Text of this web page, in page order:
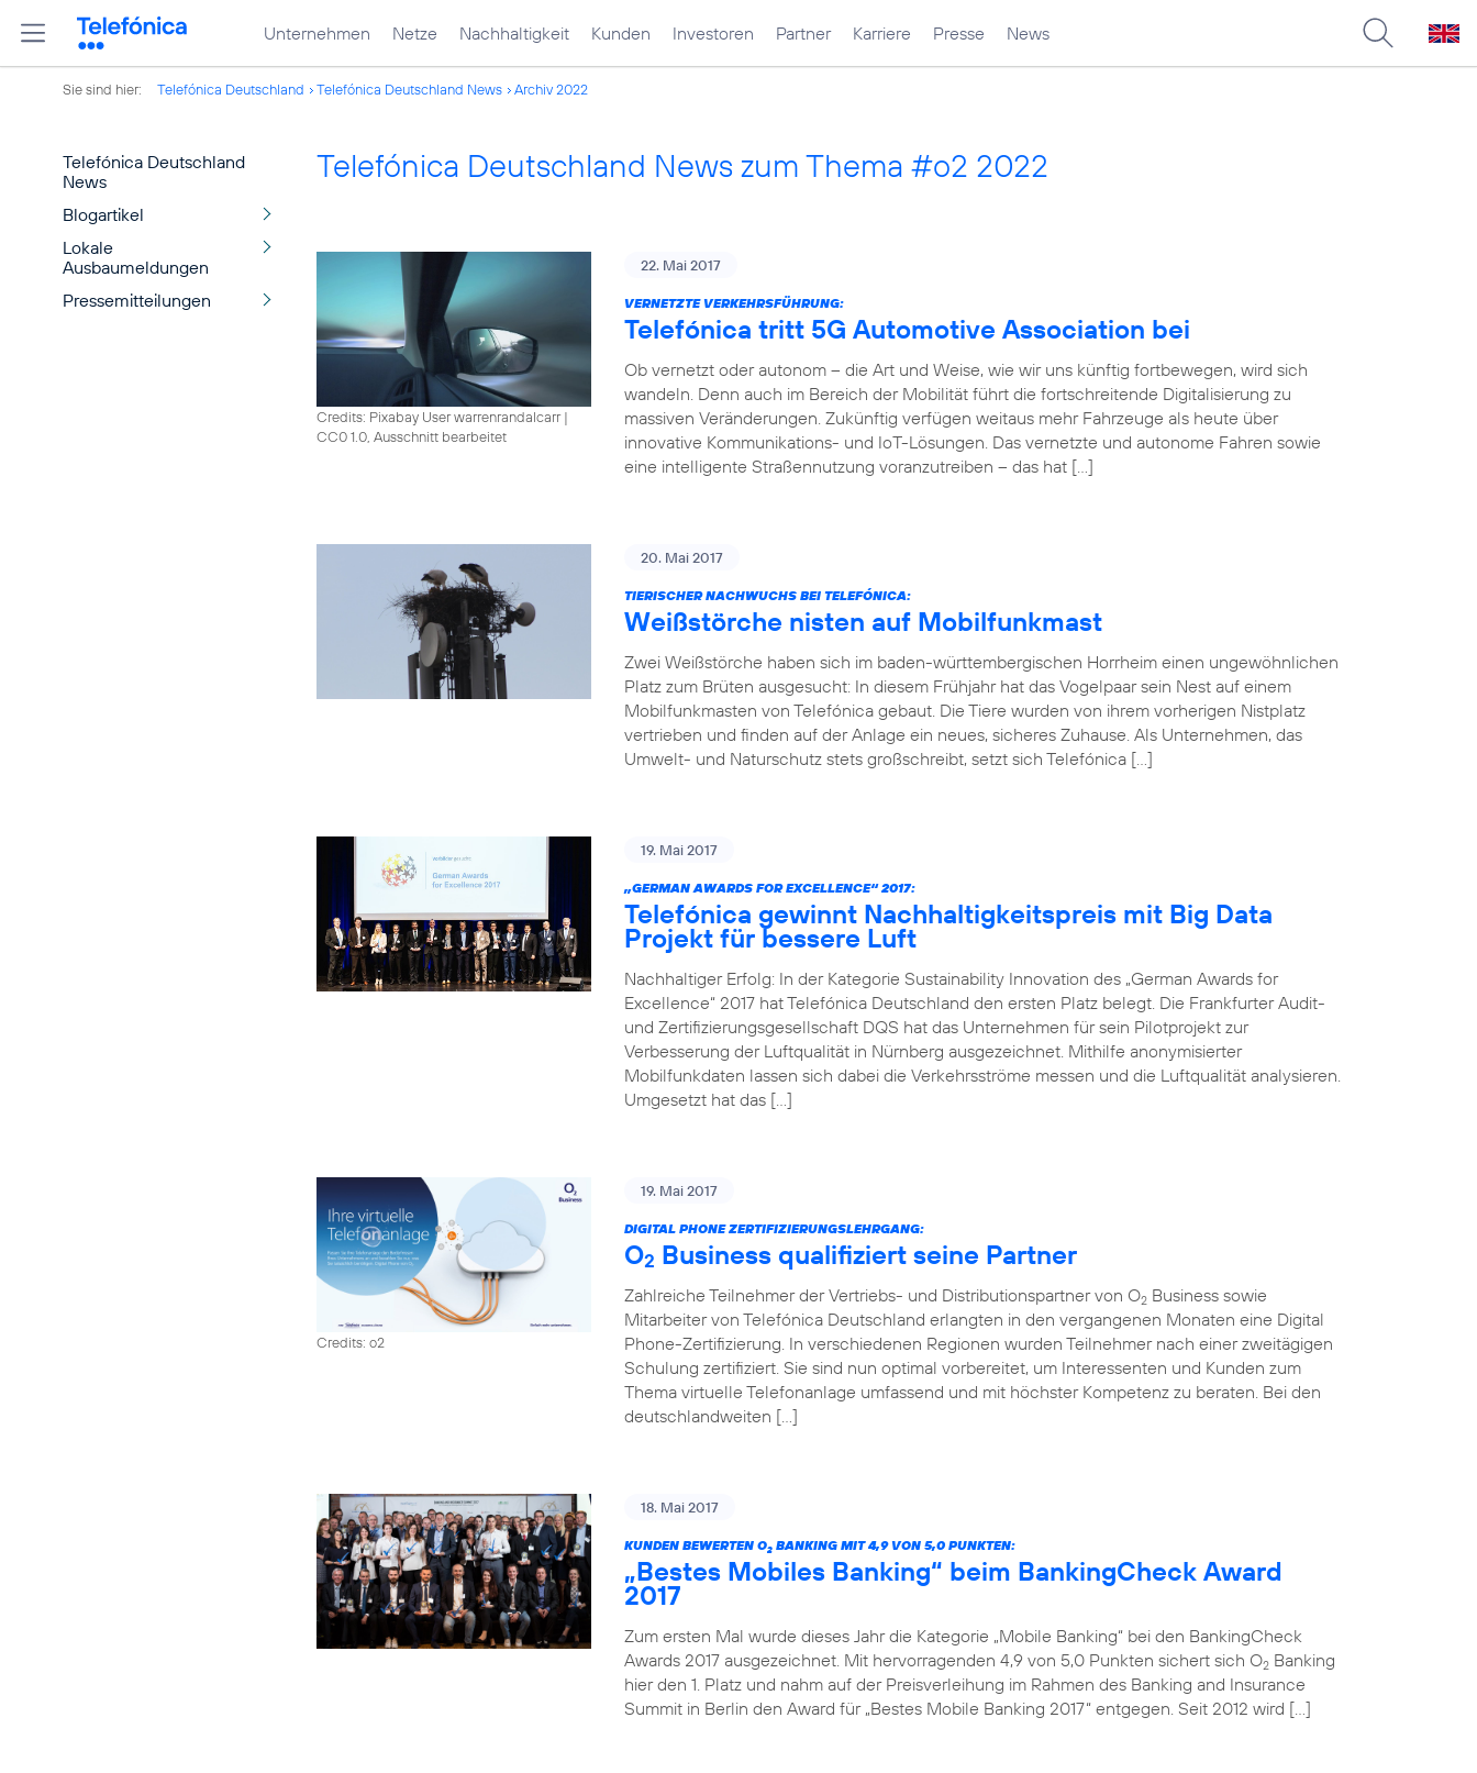
Unternehmen Netze Nachhaltigkeit Kunden Investoren Partner Karriere Presse News
Sie sind hier: Telefónica Deutschland Telefónica Deutschland News Archiv 2022
Telefónica Deutschland
News
Blogartikel
Lokale
Ausbaumeldungen
Pressemitteilungen
Telefónica Deutschland News zum Thema #o2 2022
Credits: Pixabay User warrenrandalcarr|
CC0 1.0, Ausschnitt bearbeitet
22. Mai 2017
VERNETZTE VERKEHRSFÜHRUNG:
Telefónica tritt 5G Automotive Association bei
Ob vernetzt oder autonom – die Art und Weise, wie wir uns künftig fortbewegen, wird sich
wandeln. Denn auch im Bereich der Mobilität führt die fortschreitende Digitalisierung zu
massiven Veränderungen. Zukünftig verfügen weitaus mehr Fahrzeuge als heute über
innovative Kommunikations- und IoT-Lösungen. Das vernetzte und autonome Fahren sowie
eine intelligente Straßennutzung voranzutreiben – das hat […]
20. Mai 2017
TIERISCHER NACHWUCHS BEI TELEFÓNICA:
Weißstörche nisten auf Mobilfunkmast
Zwei Weißstörche haben sich im baden-württembergischen Horrheim einen ungewöhnlichen
Platz zum Brüten ausgesucht: In diesem Frühjahr hat das Vogelpaar sein Nest auf einem
Mobilfunkmasten von Telefónica gebaut. Die Tiere wurden von ihrem vorherigen Nistplatz
vertrieben und finden auf der Anlage ein neues, sicheres Zuhause. Als Unternehmen, das
Umwelt- und Naturschutz stets großschreibt, setzt sich Telefónica […]
19. Mai 2017
„GERMAN AWARDS FOR EXCELLENCE“ 2017:
Telefónica gewinnt Nachhaltigkeitspreis mit Big Data
Projekt für bessere Luft
Nachhaltiger Erfolg: In der Kategorie Sustainability Innovation des „German Awards for
Excellence“ 2017 hat Telefónica Deutschland den ersten Platz belegt. Die Frankfurter Audit-
und Zertifizierungsgesellschaft DQS hat das Unternehmen für sein Pilotprojekt zur
Verbesserung der Luftqualität in Nürnberg ausgezeichnet. Mithilfe anonymisierter
Mobilfunkdaten lassen sich dabei die Verkehrsströme messen und die Luftqualität analysieren.
Umgesetzt hat das […]
Credits: o2
19. Mai 2017
DIGITAL PHONE ZERTIFIZIERUNGSLEHRGANG:
O2 Business qualifiziert seine Partner
Zahlreiche Teilnehmer der Vertriebs- und Distributionspartner von O2 Business sowie
Mitarbeiter von Telefónica Deutschland erlangten in den vergangenen Monaten eine Digital
Phone-Zertifizierung. In verschiedenen Regionen wurden Teilnehmer nach einer zweitägigen
Schulung zertifiziert. Sie sind nun optimal vorbereitet, um Interessenten und Kunden zum
Thema virtuelle Telefonanlage umfassend und mit höchster Kompetenz zu beraten. Bei den
deutschlandweiten […]
18. Mai 2017
KUNDEN BEWERTEN O2 BANKING MIT 4,9 VON 5,0 PUNKTEN:
„Bestes Mobiles Banking“ beim BankingCheck Award
2017
Zum ersten Mal wurde dieses Jahr die Kategorie „Mobile Banking“ bei den BankingCheck
Awards 2017 ausgezeichnet. Mit hervorragenden 4,9 von 5,0 Punkten sichert sich O2 Banking
hier den 1. Platz und nahm auf der Preisverleihung im Rahmen des Banking and Insurance
Summit in Berlin den Award für „Bestes Mobile Banking 2017“ entgegen. Seit 2012 wird […]